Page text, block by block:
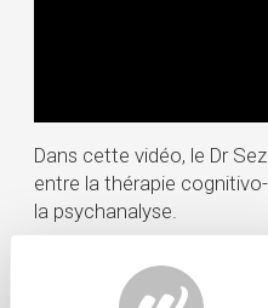
Dans cette vidéo, le Dr
entre la thérapie
la psychanalyse.
Il n y a pas vraiment
fonctionnent